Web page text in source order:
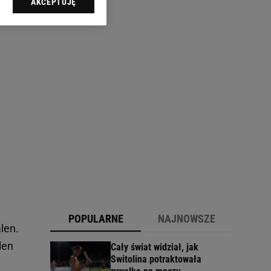
POPULARNE NAJNOWSZE
Cały świat widział, jak
Switolina potraktowała
sp. z o.o., jej
swoje preferencje
celów identyfikacji.